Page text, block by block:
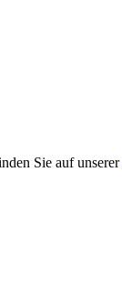
Sie auf unserer